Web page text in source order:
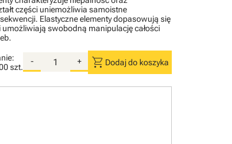
części uniemożliwia samoistne
Elastyczne elementy dopasowują się
swobodną manipulację całości
szt.
- + shopping_cart Dodaj do koszyka